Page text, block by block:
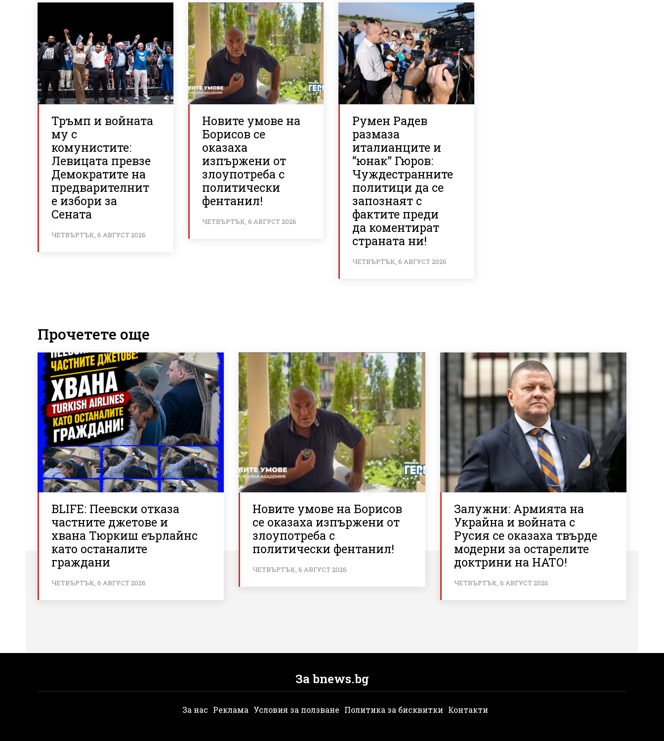
Тръмп и войната
му с
комунистите:
Левицата превзе
Демократите на
предварителнит
е избори за
Сената
ЧЕТВЪРТЪК, 6 АВГУСТ 2026
Новите умове на
Борисов се
оказаха
изпържени от
злоупотреба с
политически
фентанил!
ЧЕТВЪРТЪК, 6 АВГУСТ 2026
Румен Радев
размаза
италианците и
“юнак” Гюров:
Чуждестранните
политици да се
запознаят с
фактите преди
да коментират
страната ни!
ЧЕТВЪРТЪК, 6 АВГУСТ 2026
Прочетете още
BLIFE: Пеевски отказа
частните джетове и
хвана Тюркиш еърлайнс
като останалите
граждани
ЧЕТВЪРТЪК, 6 АВГУСТ 2026
Новите умове на Борисов
се оказаха изпържени от
злоупотреба с
политически фентанил!
ЧЕТВЪРТЪК, 6 АВГУСТ 2026
Залужни: Армията на
Украйна и войната с
Русия се оказаха твърде
модерни за остарелите
доктрини на НАТО!
ЧЕТВЪРТЪК, 6 АВГУСТ 2026
За bnews.bg
За нас Реклама Условия за ползване Политика за бисквитки Контакти